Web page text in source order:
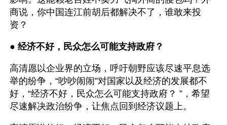
商说，你中国连江前胡后都解决不了，谁敢来投
资？
● 经济不好，民众怎么可能支持政府？
高清愿以企业界的立场，呼吁朝野应该尽速平息选
举的纷争，“吵吵闹闹”对国家以及经济的发展都不
好，“经济不好，民众怎么可能支持政府？ ”，希望
尽速解决政治纷争，让焦点回到经济议题上。